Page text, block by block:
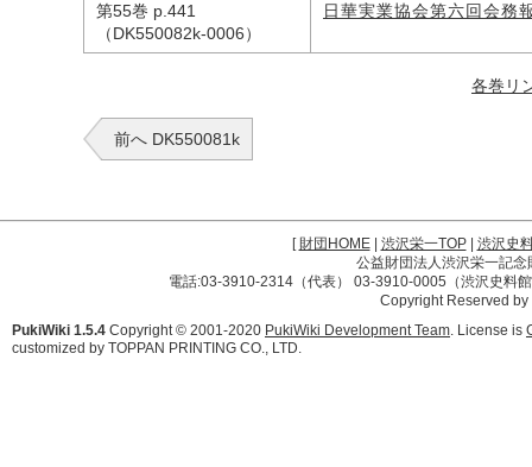
第55巻 p.441
（DK550082k-0006）
日華実業協会第六回会
各巻リ
前へ DK550081k
[財団HOME| 渋沢栄一TOP| 渋沢史
公益財団法人渋沢栄一記
電話:03-3910-2314（代表） 03-3910-0005（渋沢史料
Copyright Reserved
PukiWiki 1.5.4 Copyright © 2001-2020 PukiWiki Development Team. License is
customized by TOPPAN PRINTING CO., LTD.